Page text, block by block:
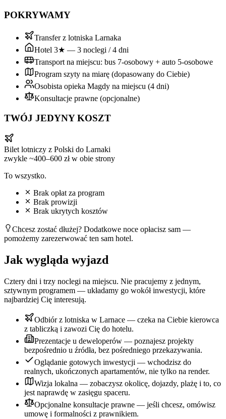
POKRYWAMY
Transfer z lotniska Larnaka
Hotel 3★ — 3 noclegi / 4 dni
Transport na miejscu: bus 7-osobowy + auto 5-osobowe
Program szyty na miarę (dopasowany do Ciebie)
Osobista opieka Magdy na miejscu (4 dni)
Konsultacje prawne (opcjonalne)
TWÓJ JEDYNY KOSZT
Bilet lotniczy z Polski do Larnaki
zwykle ~400–600 zł w obie strony
To wszystko.
Brak opłat za program
Brak prowizji
Brak ukrytych kosztów
Chcesz zostać dłużej? Dodatkowe noce opłacisz sam —
pomożemy zarezerwować ten sam hotel.
Jak wygląda wyjazd
Cztery dni i trzy noclegi na miejscu. Nie pracujemy z jednym,
sztywnym programem — układamy go wokół inwestycji, które
najbardziej Cię interesują.
Odbiór z lotniska w Larnace — czeka na Ciebie kierowca
z tabliczką i zawozi Cię do hotelu.
Prezentacje u deweloperów — poznajesz projekty
bezpośrednio u źródła, bez pośredniego przekazywania.
Oglądanie gotowych inwestycji — wchodzisz do
realnych, ukończonych apartamentów, nie tylko na render.
Wizja lokalna — zobaczysz okolicę, dojazdy, plażę i to, co
jest naprawdę w zasięgu spaceru.
Opcjonalne konsultacje prawne — jeśli chcesz, omówisz
umowę i formalności z prawnikiem.